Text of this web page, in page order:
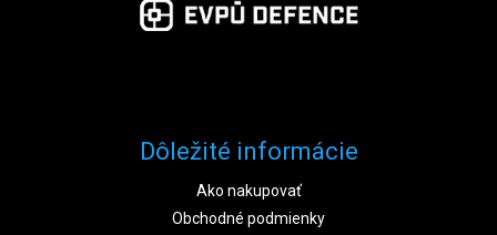
Dôležité informácie
Ako nakupovať
Obchodné podmienky